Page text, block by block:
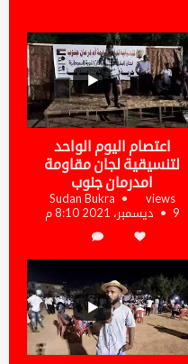
محمد علي فزاري، إعداد
آدم
عيسى دفع الله، إعداد
آدم
...
اعتصام اليوم الواحد
لتنسيقية لجان مقاومة
امدرمان جنوب
Sudan Bukra
views
9 ديسمبر، 2021 8:10 م
6
2